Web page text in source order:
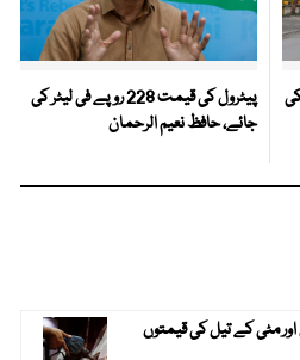
پیٹرول کی قیمت 228 روپے فی لیٹر کی
جائے، حافظ نعیم الرحمان
اور مٹی کے تیل کی قیمتوں